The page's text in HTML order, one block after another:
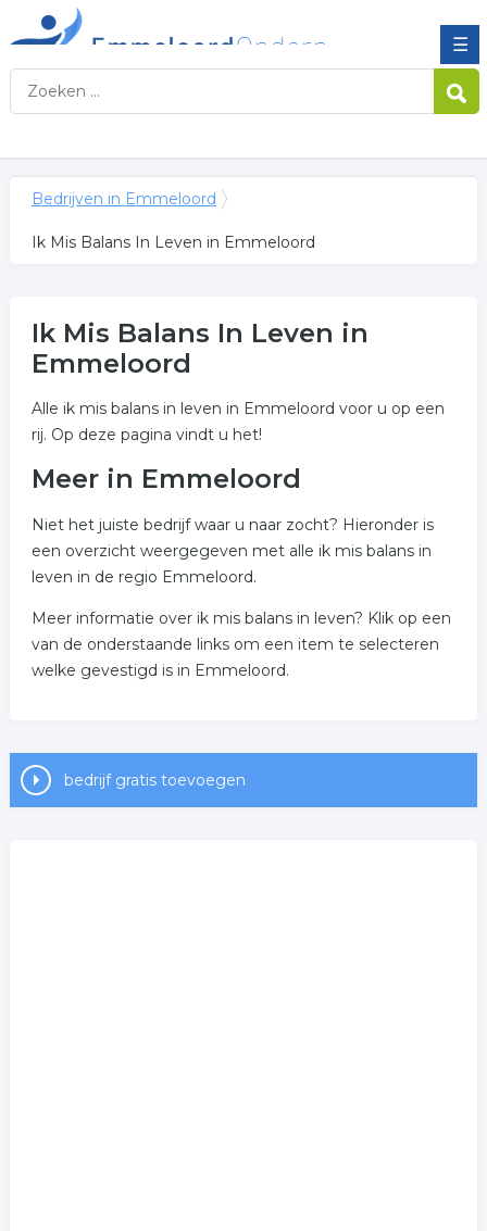
☰
Bedrijven in Emmeloord
Ik Mis Balans In Leven in Emmeloord
Ik Mis Balans In Leven in
Emmeloord
Alle ik mis balans in leven in Emmeloord voor u op een
rij. Op deze pagina vindt u het!
Meer in Emmeloord
Niet het juiste bedrijf waar u naar zocht? Hieronder is
een overzicht weergegeven met alle ik mis balans in
leven in de regio Emmeloord.
Meer informatie over ik mis balans in leven? Klik op een
van de onderstaande links om een item te selecteren
welke gevestigd is in Emmeloord.
bedrijf gratis toevoegen